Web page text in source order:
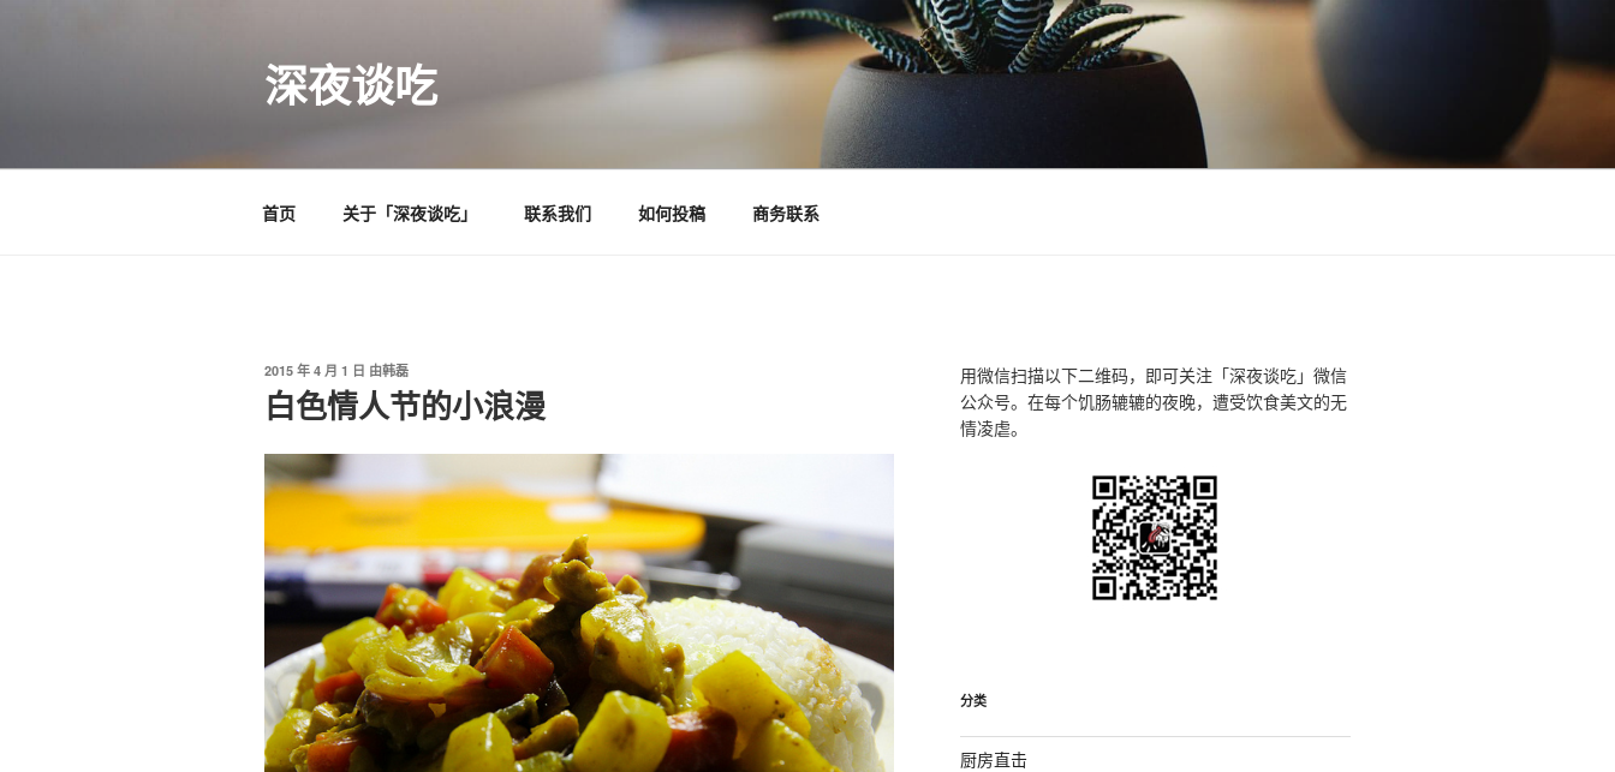
深夜谈吃
首页 关于「深夜谈吃」 联系我们 如何投稿 商务联系
发
于
2015 年 4 月 1 日 由韩磊
白色情人节的小浪漫
用微信扫描以下二维码，即可关注「深夜谈吃」微信
公众号。在每个饥肠辘辘的夜晚，遭受饮食美文的无
情凌虐。
分类
厨房直击